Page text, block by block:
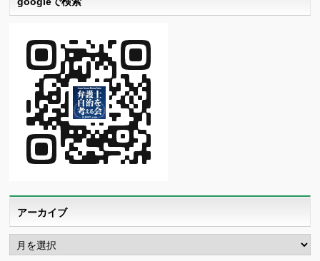
アーカイブ
ア
ー
カ